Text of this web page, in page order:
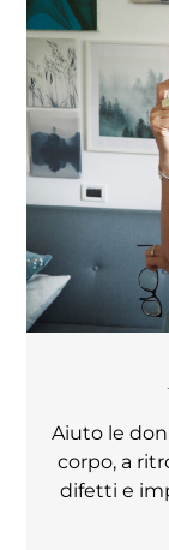
Aiuto le
corpo, a
difetti e